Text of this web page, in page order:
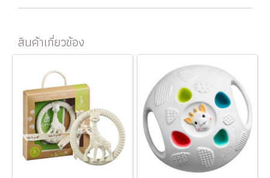
สินค้าเกี่ยวข้อง